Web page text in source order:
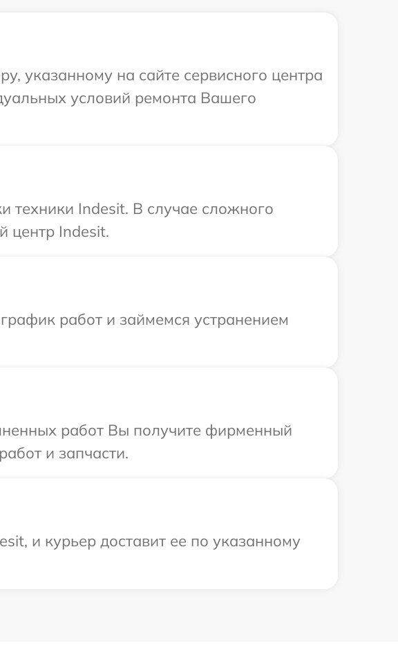
указанному на сайте сервисного центра
условий ремонта Вашего
техники Indesit. В случае сложного
центр Indesit.
работ и займемся устранением
работ Вы получите фирменный
и запчасти.
и курьер доставит ее по указанному